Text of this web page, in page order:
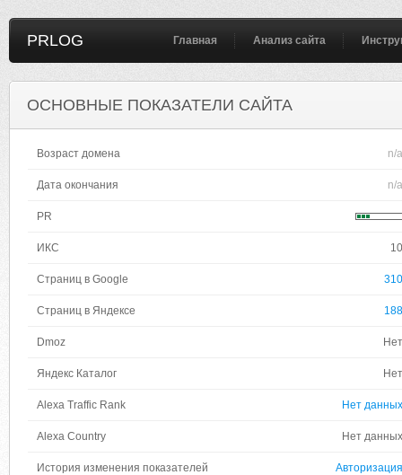
PRLOG Главная Анализ сайта
ОСНОВНЫЕ ПОКАЗАТЕЛИ САЙТА
Возраст домена n/a
Дата окончания n/a
PR
ИКС 10
Страниц в Google 310
Страниц в Яндексе 188
Dmoz Нет
Яндекс Каталог Нет
Alexa Traffic Rank Нет данных
Alexa Country Нет данных
История изменения показателей Авторизация